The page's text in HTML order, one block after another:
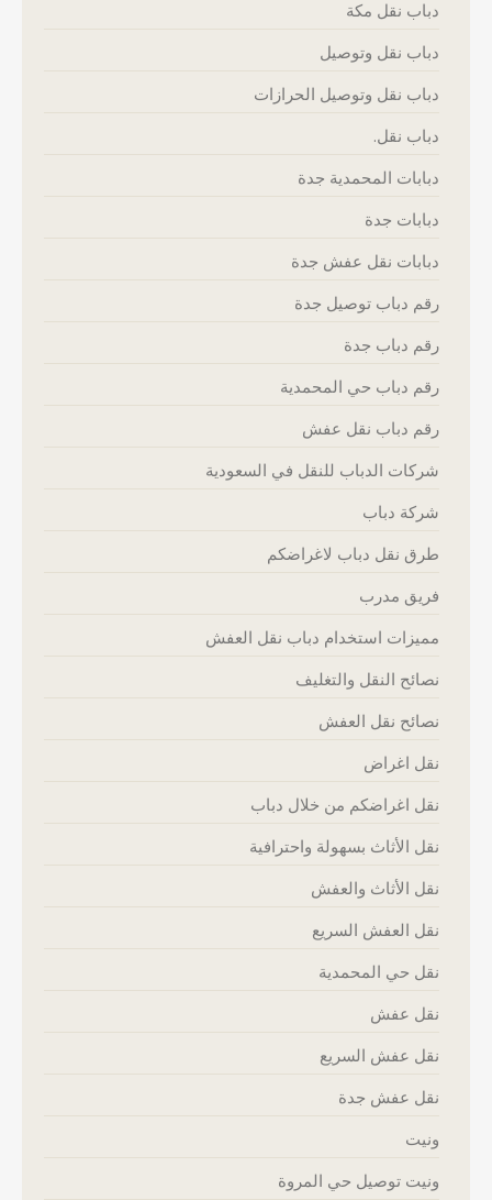
دباب نقل مكة
دباب نقل وتوصيل
دباب نقل وتوصيل الحرازات
دباب نقل.
دبابات المحمدية جدة
دبابات جدة
دبابات نقل عفش جدة
رقم دباب توصيل جدة
رقم دباب جدة
رقم دباب حي المحمدية
رقم دباب نقل عفش
شركات الدباب للنقل في السعودية
شركة دباب
طرق نقل دباب لاغراضكم
فريق مدرب
مميزات استخدام دباب نقل العفش
نصائح النقل والتغليف
نصائح نقل العفش
نقل اغراض
نقل اغراضكم من خلال دباب
نقل الأثاث بسهولة واحترافية
نقل الأثاث والعفش
نقل العفش السريع
نقل حي المحمدية
نقل عفش
نقل عفش السريع
نقل عفش جدة
ونيت
ونيت توصيل حي المروة